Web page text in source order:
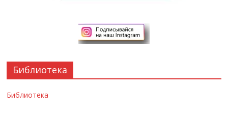
Библиотека
Библиотека